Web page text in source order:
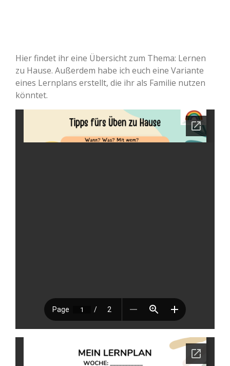
Hier findet ihr eine Übersicht zum Thema: Lernen
zu Hause. Außerdem habe ich euch eine Variante
eines Lernplans erstellt, die ihr als Familie nutzen
könntet.